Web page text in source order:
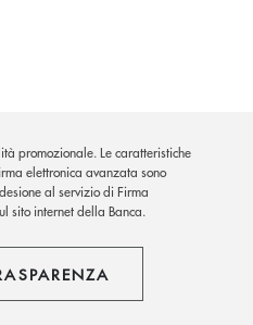
promozionale. Le caratteristiche
elettronica avanzata sono
al servizio di Firma
sito internet della Banca.